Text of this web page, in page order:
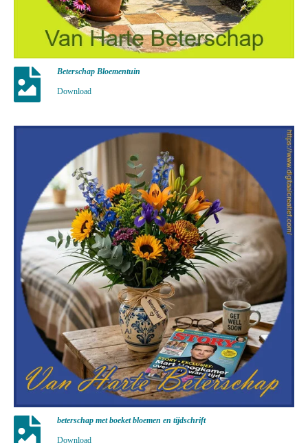
Beterschap Bloementuin
Download
beterschap met boeket bloemen en tijdschrift
Download